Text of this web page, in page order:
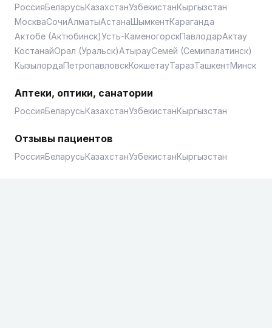
РоссияБеларусьКазахстанУзбекистанКыргызстан
МоскваСочиАлматыАстанаШымкентКараганда
Актобе (Актюбинск)Усть-КаменогорскПавлодарАктау
КостанайОрал (Уральск)АтырауСемей (Семипалатинск)
КызылордаПетропавловскКокшетауТаразТашкентМинск
Аптеки, оптики, санатории
РоссияБеларусьКазахстанУзбекистанКыргызстан
Отзывы пациентов
РоссияБеларусьКазахстанУзбекистанКыргызстан